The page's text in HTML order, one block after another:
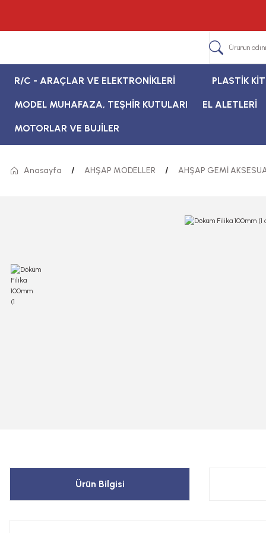
R/C - ARAÇLAR VE ELEKTRONİKLERİ PLASTİK
MODEL MUHAFAZA, TEŞHİR KUTULARI EL ALETLERİ
MOTORLAR VE BUJİLER
Anasayfa AHŞAP MODELLER AHŞAP GEMİ
Ürün Bilgisi